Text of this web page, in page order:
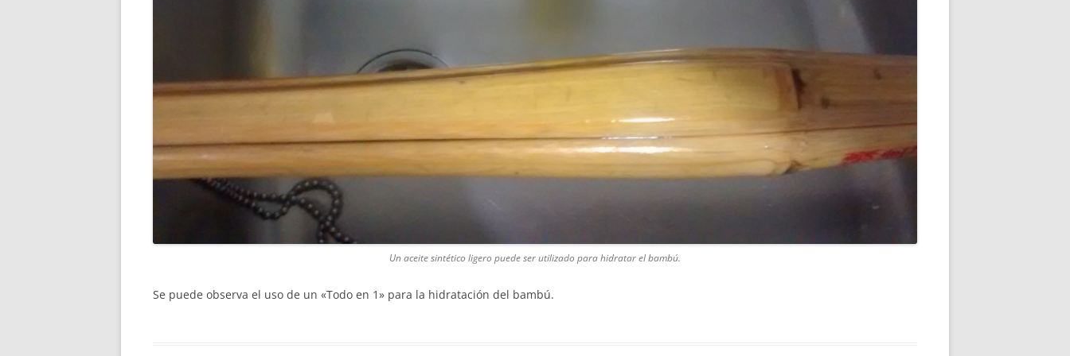
Un aceite sintético ligero puede ser utilizado para hidratar el bambú.
Se puede observa el uso de un «Todo en 1» para la hidratación del bambú.